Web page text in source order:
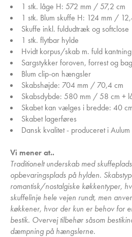
1 stk. låge H: 572 mm / 57,2 cm
1 stk. Blum skuffe H: 124 mm /
Skuffe inkl. fuldudtræk og softclose
1 stk. flytbar hylde
Hvidt korpus/skab m. fuld kantning
Sargstykker foroven, forrest og
Blum clip-on hængsler
Skabshøjde: 704 mm / 70,4 cm
Skabsdybde: 580 mm / 58 cm +
Skabet kan vælges i bredde: 40
Skabet lagerføres
Dansk kvalitet - produceret i Aulum
Vi mener at..
Traditionelt underskab med
opbevaringsplads på hylden.
romantisk/nostalgiske køkkentyper,
skuffelinje hele vejen rundt, men
køkkener, hvor der kun er behov for
bestik. Overvej tilbehør såsom
dæmpning på hængslerne.